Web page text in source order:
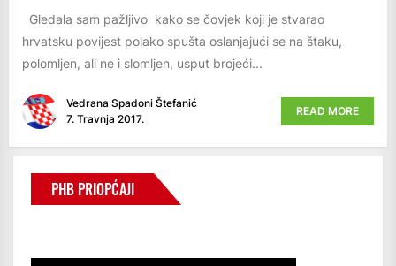
Gledala sam pažljivo kako se čovjek koji je stvarao
hrvatsku povijest polako spušta oslanjajući se na štaku,
polomljen, ali ne i slomljen, usput brojeći...
Vedrana Spadoni Štefanić
7. Travnja 2017.
READ MORE
PHB PRIOPĆAJI